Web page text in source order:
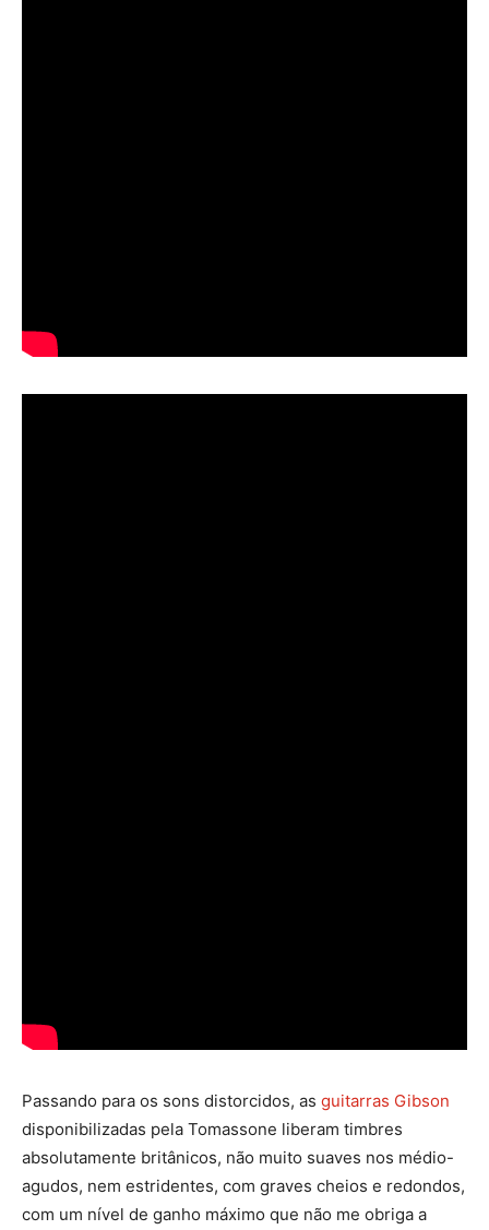
Passando para os sons distorcidos, as guitarras Gibson
disponibilizadas pela Tomassone liberam timbres
absolutamente britânicos, não muito suaves nos médio-
agudos, nem estridentes, com graves cheios e redondos,
com um nível de ganho máximo que não me obriga a